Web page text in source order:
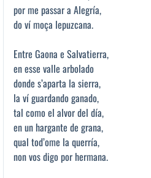
por me passar a Alegría,
do ví moça lepuzcana.
Entre Gaona e Salvatierra,
en esse valle arbolado
donde s’aparta la sierra,
la ví guardando ganado,
tal como el alvor del día,
en un hargante de grana,
qual tod’ome la querría,
non vos digo por hermana.